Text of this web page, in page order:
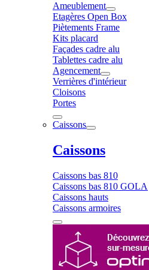
Ameublement
Etagères Open Box
Piètements Frame
Kits placard
Façades cadre alu
Tablettes cadre alu
Agencement
Verrières d'intérieur
Cloisons
Portes
Caissons
Caissons
Caissons bas 810
Caissons bas 810 GOLA
Caissons hauts
Caissons armoires